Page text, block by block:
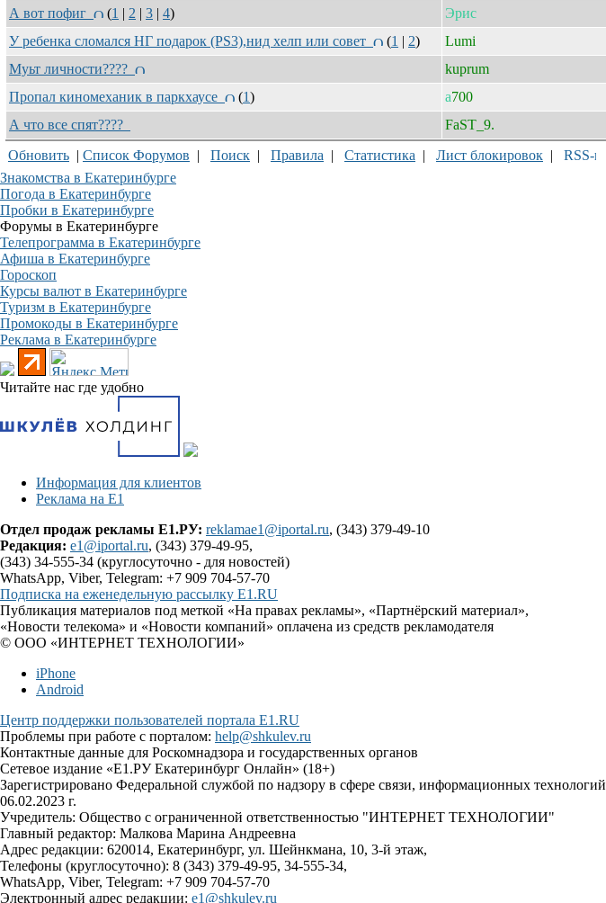
А вот пофиг
(1 | 2 | 3 | 4) Эрис
У ребенка сломался НГ подарок (PS3),нид хелп или совет
(1 | 2) Lumi
Муьт личности????
kuprum
Пропал киномеханик в паркхаусе
(1) а700
А что все спят????
FaST_9.
Обновить | Список Форумов | Поиск | Правила | Статистика | Лист блокировок |
Знакомства в Екатеринбурге
Погода в Екатеринбурге
Пробки в Екатеринбурге
Форумы в Екатеринбурге
Телепрограмма в Екатеринбурге
Афиша в Екатеринбурге
Гороскоп
Курсы валют в Екатеринбурге
Туризм в Екатеринбурге
Промокоды в Екатеринбурге
Реклама в Екатеринбурге
Читайте нас где удобно
Информация для клиентов
Реклама на Е1
Отдел продаж рекламы Е1.РУ: reklamae1@iportal.ru, (343) 379-49-10
Редакция: e1@iportal.ru, (343) 379-49-95,
(343) 34-555-34 (круглосуточно - для новостей)
WhatsApp, Viber, Telegram: +7 909 704-57-70
Подписка на еженедельную рассылку E1.RU
Публикация материалов под меткой «На правах рекламы», «Партнёрский материал»,
«Новости телекома» и «Новости компаний» оплачена из средств рекламодателя
© ООО «ИНТЕРНЕТ ТЕХНОЛОГИИ»
iPhone
Android
Центр поддержки пользователей портала E1.RU
Проблемы при работе с порталом: help@shkulev.ru
Контактные данные для Роскомнадзора и государственных органов
Сетевое издание «Е1.РУ Екатеринбург Онлайн» (18+)
Зарегистрировано Федеральной службой по надзору в сфере связи, информационных
06.02.2023 г.
Учредитель: Общество с ограниченной ответственностью "ИНТЕРНЕТ ТЕХНОЛОГИИ"
Главный редактор: Малкова Марина Андреевна
Адрес редакции: 620014, Екатеринбург, ул. Шейнкмана, 10, 3-й этаж,
Телефоны (круглосуточно): 8 (343) 379-49-95, 34-555-34,
WhatsApp, Viber, Telegram: +7 909 704-57-70
Электронный адрес редакции: e1@shkulev.ru